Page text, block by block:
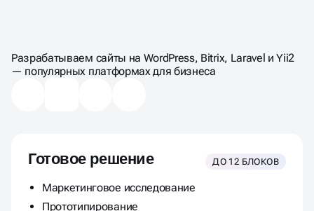
САЙТА-КАТАЛОГА
Разрабатываем сайты на WordPress, Bitrix, Laravel и Yii2
— популярных платформах для бизнеса
Готовое решение ДО 12 БЛОКОВ
Маркетинговое исследование
Прототипирование